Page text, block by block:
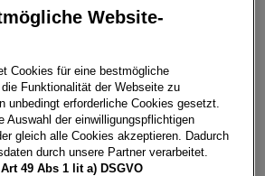
TSI
Kredit
Website-
Cookies für eine bestmögliche
Funktionalität der Webseite zu
unbedingt erforderliche Cookies gesetzt.
Auswahl der einwilligungspflichtigen
gleich alle Cookies akzeptieren. Dadurch
durch unsere Partner verarbeitet.
49 Abs 1 lit a) DSGVO